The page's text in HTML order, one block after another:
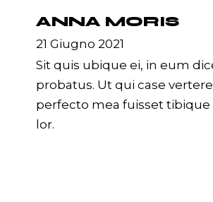
ANNA MORIS
21 Giugno 2021
Sit quis ubique ei, in eum
probatus. Ut qui case
perfecto mea fuisset tibique
lor.